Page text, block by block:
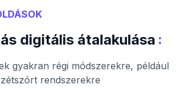
digitális átalakulása :
gyakran régi módszerekre, például
rendszerekre